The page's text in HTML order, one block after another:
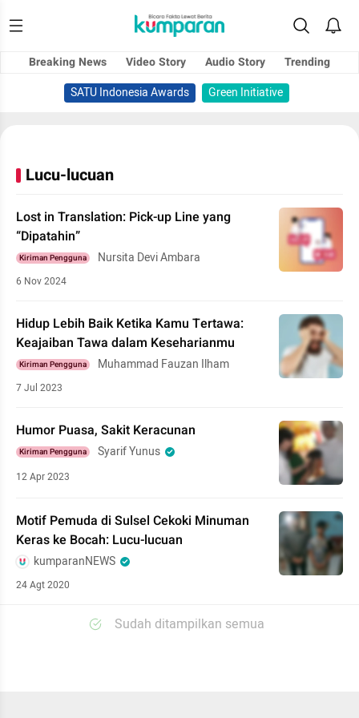
Breaking News Video Story Audio Story
Trending
SATU Indonesia Awards
Green Initiative
Lucu-lucuan
Lost in Translation: Pick-up Line yang
“Dipatahin”
Kiriman Pengguna Nursita Devi Ambara
6 Nov 2024
Hidup Lebih Baik Ketika Kamu Tertawa:
Keajaiban Tawa dalam Keseharianmu
Kiriman Pengguna Muhammad Fauzan Ilham
7 Jul 2023
Humor Puasa, Sakit Keracunan
Kiriman Pengguna Syarif Yunus
12 Apr 2023
Motif Pemuda di Sulsel Cekoki Minuman
Keras ke Bocah: Lucu-lucuan
kumparanNEWS
24 Agt 2020
Sudah ditampilkan semua